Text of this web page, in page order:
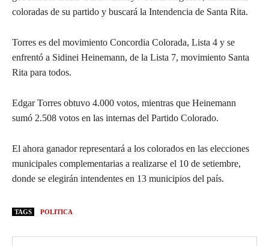
coloradas de su partido y buscará la Intendencia de Santa Rita.
Torres es del movimiento Concordia Colorada, Lista 4 y se
enfrentó a Sidinei Heinemann, de la Lista 7, movimiento Santa
Rita para todos.
Edgar Torres obtuvo 4.000 votos, mientras que Heinemann
sumó 2.508 votos en las internas del Partido Colorado.
El ahora ganador representará a los colorados en las elecciones
municipales complementarias a realizarse el 10 de setiembre,
donde se elegirán intendentes en 13 municipios del país.
TAGS POLITICA